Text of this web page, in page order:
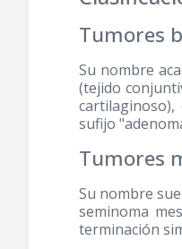
Tumores
Su nombre
(tejido
sufijo
Tumores
Su nombre
seminoma
terminación